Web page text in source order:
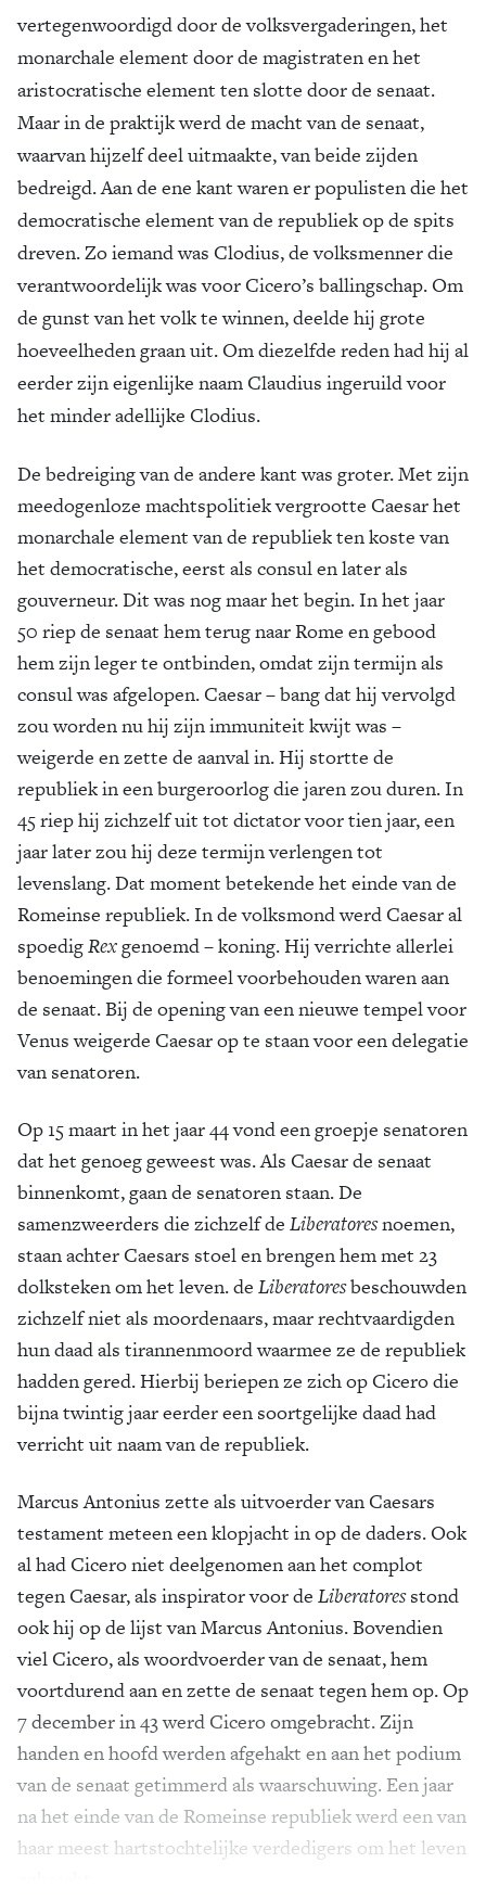
vertegenwoordigd door de volksvergaderingen, het
monarchale element door de magistraten en het
aristocratische element ten slotte door de senaat.
Maar in de praktijk werd de macht van de senaat,
waarvan hijzelf deel uitmaakte, van beide zijden
bedreigd. Aan de ene kant waren er populisten die het
democratische element van de republiek op de spits
dreven. Zo iemand was Clodius, de volksmenner die
verantwoordelijk was voor Cicero’s ballingschap. Om
de gunst van het volk te winnen, deelde hij grote
hoeveelheden graan uit. Om diezelfde reden had hij al
eerder zijn eigenlijke naam Claudius ingeruild voor
het minder adellijke Clodius.
De bedreiging van de andere kant was groter. Met zijn
meedogenloze machtspolitiek vergrootte Caesar het
monarchale element van de republiek ten koste van
het democratische, eerst als consul en later als
gouverneur. Dit was nog maar het begin. In het jaar
50 riep de senaat hem terug naar Rome en gebood
hem zijn leger te ontbinden, omdat zijn termijn als
consul was afgelopen. Caesar – bang dat hij vervolgd
zou worden nu hij zijn immuniteit kwijt was –
weigerde en zette de aanval in. Hij stortte de
republiek in een burgeroorlog die jaren zou duren. In
45 riep hij zichzelf uit tot dictator voor tien jaar, een
jaar later zou hij deze termijn verlengen tot
levenslang. Dat moment betekende het einde van de
Romeinse republiek. In de volksmond werd Caesar al
spoedigRexgenoemd – koning. Hij verrichte allerlei
benoemingen die formeel voorbehouden waren aan
de senaat. Bij de opening van een nieuwe tempel voor
Venus weigerde Caesar op te staan voor een delegatie
van senatoren.
Op 15 maart in het jaar 44 vond een groepje senatoren
dat het genoeg geweest was. Als Caesar de senaat
binnenkomt, gaan de senatoren staan. De
samenzweerders die zichzelf de Liberatoresnoemen,
staan achter Caesars stoel en brengen hem met 23
dolksteken om het leven. de Liberatoresbeschouwden
zichzelf niet als moordenaars, maar rechtvaardigden
hun daad als tirannenmoord waarmee ze de republiek
hadden gered. Hierbij beriepen ze zich op Cicero die
bijna twintig jaar eerder een soortgelijke daad had
verricht uit naam van de republiek.
Marcus Antonius zette als uitvoerder van Caesars
testament meteen een klopjacht in op de daders. Ook
al had Cicero niet deelgenomen aan het complot
tegen Caesar, als inspirator voor de Liberatoresstond
ook hij op de lijst van Marcus Antonius. Bovendien
viel Cicero, als woordvoerder van de senaat, hem
voortdurend aan en zette de senaat tegen hem op. Op
7 december in 43 werd Cicero omgebracht. Zijn
handen en hoofd werden afgehakt en aan het podium
van de senaat getimmerd als waarschuwing. Een jaar
na het einde van de Romeinse republiek werd een van
haar meest hartstochtelijke verdedigers om het leven